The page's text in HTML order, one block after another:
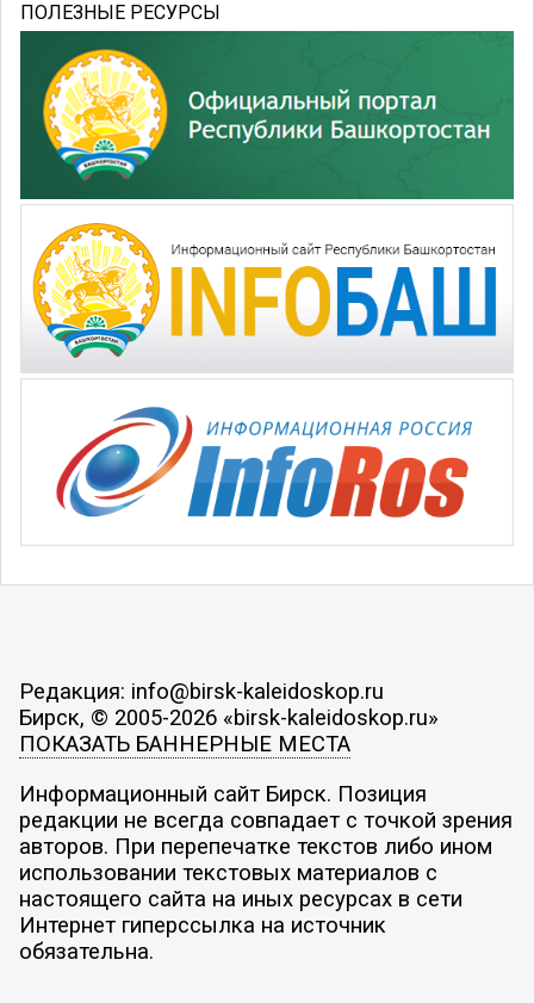
ПОЛЕЗНЫЕ РЕСУРСЫ
Редакция: info@birsk-kaleidoskop.ru
Бирск, © 2005-2026 «birsk-kaleidoskop.ru»
ПОКАЗАТЬ БАННЕРНЫЕ МЕСТА
Информационный сайт Бирск. Позиция
редакции не всегда совпадает с точкой зрения
авторов. При перепечатке текстов либо ином
использовании текстовых материалов с
настоящего сайта на иных ресурсах в сети
Интернет гиперссылка на источник
обязательна.